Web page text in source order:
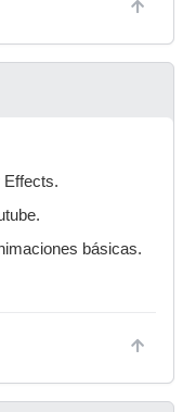
Effects.
básicas.